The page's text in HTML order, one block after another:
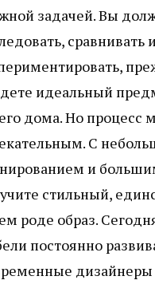
задачей. Вы
сравнивать и
идеальный
дома. Но процесс
С
и
стильный,
роде образ.
постоянно